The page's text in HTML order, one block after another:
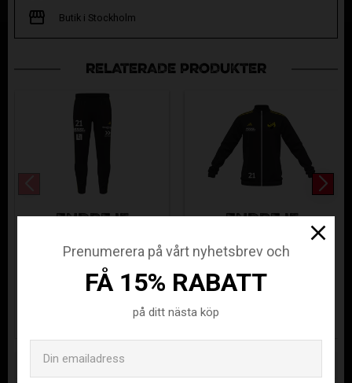
Butik i Stockholm
RELATERADE PRODUKTER
ENDRE IF
MITEAM
OVERALLSBYXA
END-IA0415-XS
499 KR
ENDRE IF
ENTRADA 22
MITEAM
OVERALLSJACK
END-IA0416-XS
610
Lagerstatus
Prenumerera på vårt nyhetsbrev och
FÅ 15% RABATT
på ditt nästa köp